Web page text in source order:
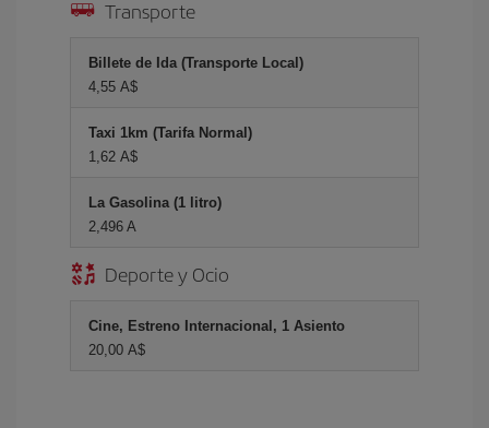
Transporte
Billete de Ida (Transporte Local)
4,55 A$
Taxi 1km (Tarifa Normal)
1,62 A$
La Gasolina (1 litro)
2,496 A
Deporte y Ocio
Cine, Estreno Internacional, 1 Asiento
20,00 A$